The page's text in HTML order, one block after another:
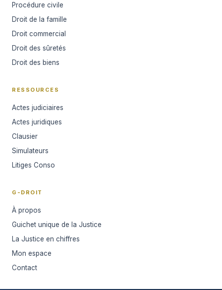
Procédure civile
Droit de la famille
Droit commercial
Droit des sûretés
Droit des biens
RESSOURCES
Actes judiciaires
Actes juridiques
Clausier
Simulateurs
Litiges Conso
G-DROIT
À propos
Guichet unique de la Justice
La Justice en chiffres
Mon espace
Contact